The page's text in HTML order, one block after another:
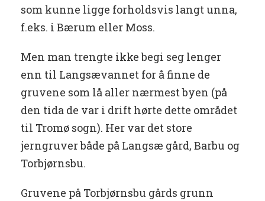
som kunne ligge forholdsvis langt unna,
f.eks. i Bærum eller Moss.
Men man trengte ikke begi seg lenger
enn til Langsævannet for å finne de
gruvene som lå aller nærmest byen (på
den tida de var i drift hørte dette området
til Tromø sogn). Her var det store
jerngruver både på Langsæ gård, Barbu og
Torbjørnsbu.
Gruvene på Torbjørnsbu gårds grunn